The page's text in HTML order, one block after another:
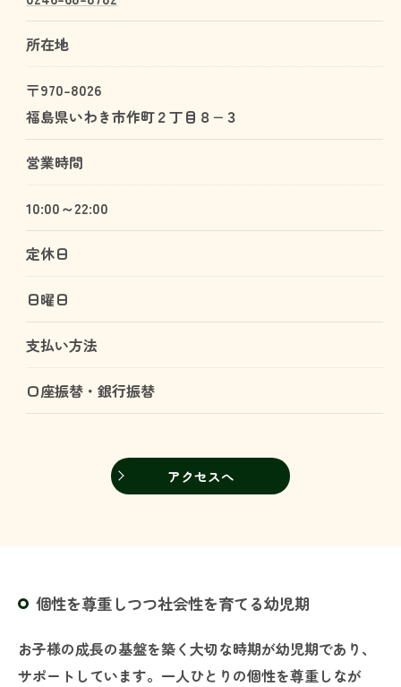
所在地
〒970-8026
福島県いわき市作町２丁目８−３
営業時間
10:00～22:00
定休日
日曜日
支払い方法
口座振替・銀行振替
アクセスへ
個性を尊重しつつ社会性を育てる幼児期
お子様の成長の基盤を築く大切な時期が幼児期であり、
サポートしています。一人ひとりの個性を尊重しなが